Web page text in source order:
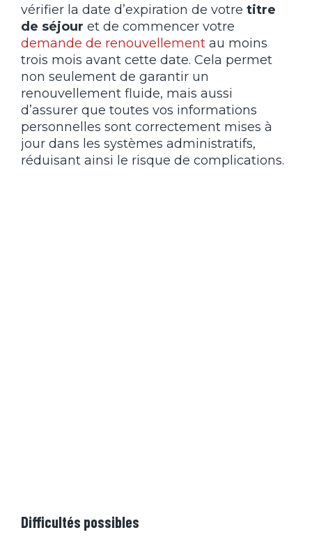
vérifier la date d’expiration de votre titre
de séjour et de commencer votre
demande de renouvellement au moins
trois mois avant cette date. Cela permet
non seulement de garantir un
renouvellement fluide, mais aussi
d’assurer que toutes vos informations
personnelles sont correctement mises à
jour dans les systèmes administratifs,
réduisant ainsi le risque de complications.
Difficultés possibles